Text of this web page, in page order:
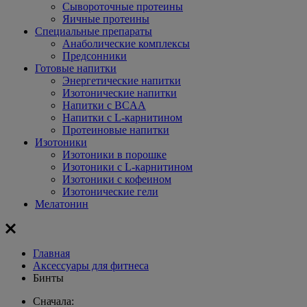
Сывороточные протеины
Яичные протеины
Специальные препараты
Анаболические комплексы
Предсонники
Готовые напитки
Энергетические напитки
Изотонические напитки
Напитки с BCAA
Напитки с L-карнитином
Протеиновые напитки
Изотоники
Изотоники в порошке
Изотоники с L-карнитином
Изотоники с кофеином
Изотонические гели
Мелатонин
Главная
Aксессуары для фитнеса
Бинты
Сначала: